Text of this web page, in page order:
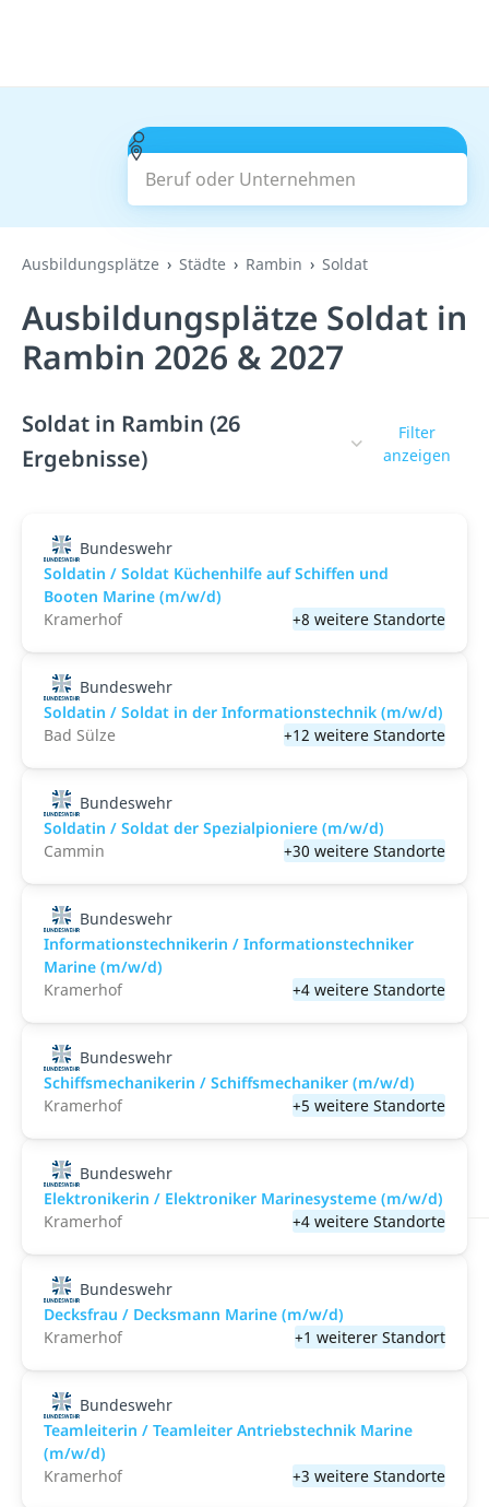
Beruf oder Unternehmen
Suchen
Ausbildungsplätze Städte Rambin Soldat
Ausbildungsplätze Soldat in
Rambin 2026 & 2027
Soldat in Rambin (26
Ergebnisse)
Filter
anzeigen
Bundeswehr
Soldatin / Soldat Küchenhilfe auf Schiffen und
Booten Marine (m/w/d)
Kramerhof
+8 weitere Standorte
Bundeswehr
Soldatin / Soldat in der Infor­mations­technik (m/w/d)
Bad Sülze
+12 weitere Standorte
Bundeswehr
Soldatin / Soldat der Spezialpioniere (m/w/d)
Cammin
+30 weitere Standorte
Bundeswehr
Informationstechnikerin / Informationstechniker
Marine (m/w/d)
Kramerhof
+4 weitere Standorte
Bundeswehr
Schiffsmechanikerin / Schiffsmechaniker (m/w/d)
Kramerhof
+5 weitere Standorte
Bundeswehr
Elektronikerin / Elektroniker Marinesysteme (m/w/d)
Kramerhof
+4 weitere Standorte
Bundeswehr
Decksfrau / Decksmann Marine (m/w/d)
Kramerhof
+1 weiterer Standort
Bundeswehr
Teamleiterin / Teamleiter Antriebstechnik Marine
(m/w/d)
Kramerhof
+3 weitere Standorte